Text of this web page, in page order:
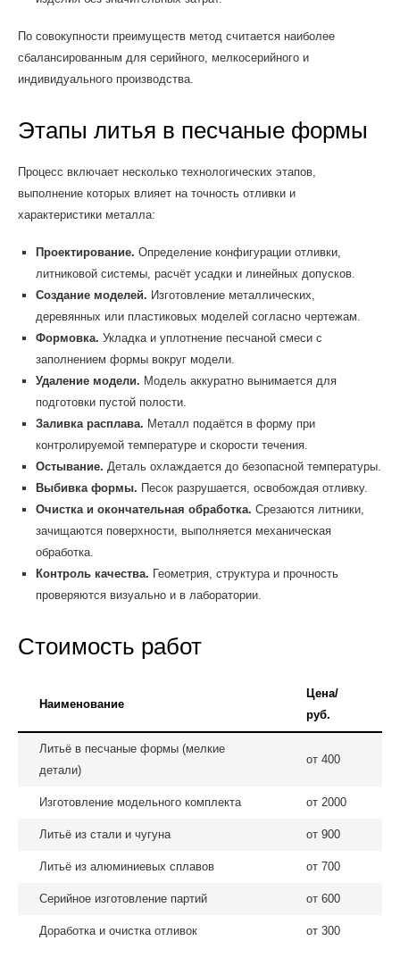
По совокупности преимуществ метод считается наиболее
сбалансированным для серийного, мелкосерийного и
индивидуального производства.
Этапы литья в песчаные формы
Процесс включает несколько технологических этапов,
выполнение которых влияет на точность отливки и
характеристики металла:
Проектирование. Определение конфигурации отливки,
литниковой системы, расчёт усадки и линейных допусков.
Создание моделей. Изготовление металлических,
деревянных или пластиковых моделей согласно чертежам.
Формовка. Укладка и уплотнение песчаной смеси с
заполнением формы вокруг модели.
Удаление модели. Модель аккуратно вынимается для
подготовки пустой полости.
Заливка расплава. Металл подаётся в форму при
контролируемой температуре и скорости течения.
Остывание. Деталь охлаждается до безопасной температуры.
Выбивка формы. Песок разрушается, освобождая отливку.
Очистка и окончательная обработка. Срезаются литники,
зачищаются поверхности, выполняется механическая
обработка.
Контроль качества. Геометрия, структура и прочность
проверяются визуально и в лаборатории.
Стоимость работ
Наименование
Цена/
руб.
Литьё в песчаные формы (мелкие
детали)
от 400
Изготовление модельного комплекта от 2000
Литьё из стали и чугуна от 900
Литьё из алюминиевых сплавов от 700
Серийное изготовление партий от 600
Доработка и очистка отливок от 300